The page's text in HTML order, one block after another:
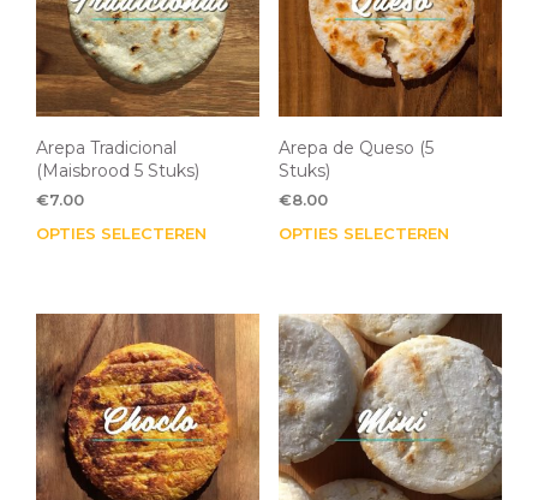
Arepa Tradicional
(Maisbrood 5 Stuks)
€7.00
OPTIES SELECTEREN
Dit
meerdere
variaties.
Deze
optie
kan
gekozen
worden
op
Arepa de Queso (5
Stuks)
€8.00
OPTIES SELECTEREN
kan
op